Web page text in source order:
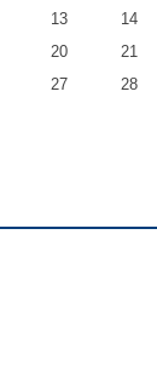
13 14
20 21
27 28